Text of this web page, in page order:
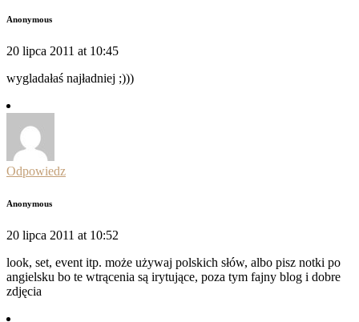
Anonymous
20 lipca 2011 at 10:45
wygladałaś najładniej ;)))
Odpowiedz
Anonymous
20 lipca 2011 at 10:52
look, set, event itp. może używaj polskich słów, albo pisz notki po
angielsku bo te wtrącenia są irytujące, poza tym fajny blog i dobre
zdjęcia